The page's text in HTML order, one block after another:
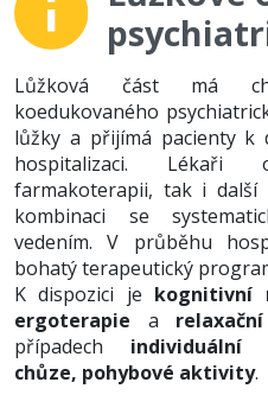
Lůžková část má
koedukovaného
lůžky a přijímá pacienty k
hospitalizaci. Lékaři
farmakoterapii, tak i další
kombinaci se
vedením. V průběhu
bohatý terapeutický
K dispozici je kognitivní
ergoterapie a
případech individuální
chůze, pohybové aktivity.